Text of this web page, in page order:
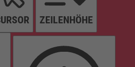
ZEILENHÖHE